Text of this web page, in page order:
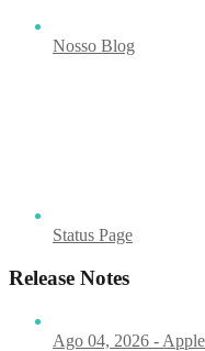
Nosso Blog
Status Page
Release Notes
Ago 04, 2026 -